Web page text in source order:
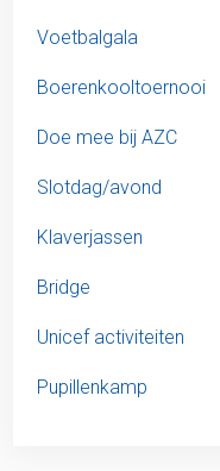
Voetbalgala
Boerenkooltoernooi
Doe mee bij AZC
Slotdag/avond
Klaverjassen
Bridge
Unicef activiteiten
Pupillenkamp